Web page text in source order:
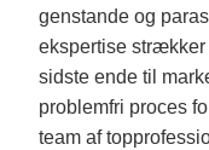
genstande og
ekspertise strækker
sidste ende til
problemfri proces
team af